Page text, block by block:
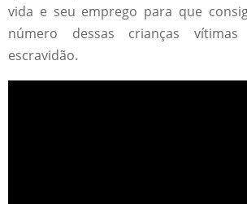
vida e seu emprego para que
número dessas crianças
escravidão.